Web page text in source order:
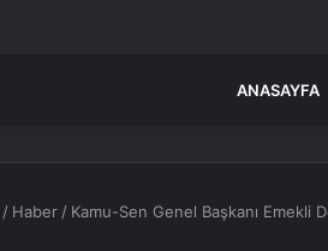
ANASAYFA
/ Haber / Kamu-Sen Genel Başkanı Emekli